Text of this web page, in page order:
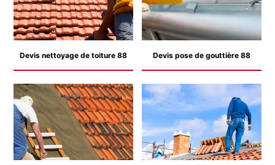
Devis nettoyage de toiture 88 Devis pose de gouttière 88